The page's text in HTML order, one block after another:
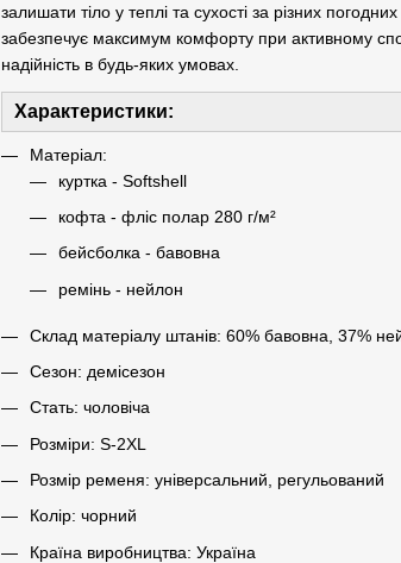
залишати тіло у теплі та сухості за різних
забезпечує максимум комфорту при активному
надійність в будь-яких умовах.
Характеристики:
Матеріал:
куртка - Softshell
кофта - фліс полар 280 г/м²
бейсболка - бавовна
ремінь - нейлон
Склад матеріалу штанів: 60% бавовна, 37%
Сезон: демісезон
Стать: чоловіча
Розміри: S-2XL
Розмір ременя: універсальний, регульований
Колір: чорний
Країна виробництва: Україна